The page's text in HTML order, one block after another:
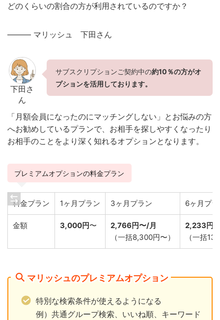
どのくらいの割合の方が利用されているのですか？
——— マリッシュ 下田さん
下田さ
ん
サブスクリプションご契約中の約10％の方がオ
プションを活用しております。
「月額会員になったのにマッチングしない」とお悩みの方
へお勧めしているプランで、お相手を探しやすくなったり
お相手のことをより深く知れるオプションとなります。
プレミアムオプションの料金プラン
料金プラン 1ヶ月プラン 3ヶ月プラン 6ヶ月プ
金額 3,000円〜
2,766円〜/月
（一括8,300円〜）
2,233円
（一括
マリッシュのプレミアムオプション
特別な検索条件が使えるようになる
例）共通グループ検索、いいね順、キーワード